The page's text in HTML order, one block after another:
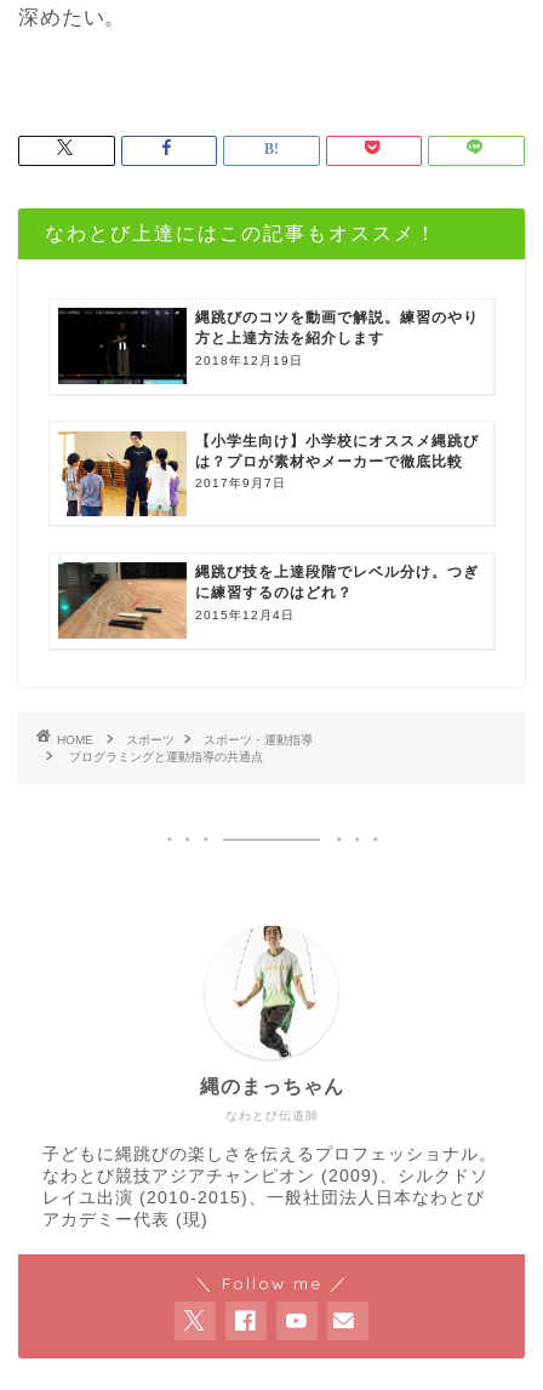
深めたい。
なわとび上達にはこの記事もオススメ！
縄跳びのコツを動画で解説。練習のやり
方と上達方法を紹介します
2018年12月19日
【小学生向け】小学校にオススメ縄跳び
は？プロが素材やメーカーで徹底比較
2017年9月7日
縄跳び技を上達段階でレベル分け。つぎ
に練習するのはどれ？
2015年12月4日
HOME スポーツ
スポーツ・運動指導
プログラミングと運動指導の共通点
なわとび伝道師
縄のまっちゃん
子どもに縄跳びの楽しさを伝えるプロフェッショナル。
なわとび競技アジアチャンピオン (2009)、シルクドソ
レイユ出演 (2010-2015)、一般社団法人日本なわとび
アカデミー代表 (現)
＼ Follow me ／